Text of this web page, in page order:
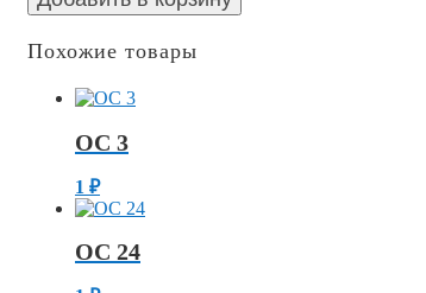
Похожие товары
ОС 3
1 ₽
ОС 24